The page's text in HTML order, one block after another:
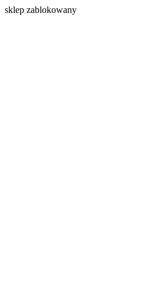
sklep zablokowany